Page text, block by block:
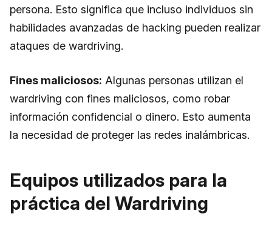
persona. Esto significa que incluso individuos sin
habilidades avanzadas de hacking pueden realizar
ataques de wardriving.
Fines maliciosos: Algunas personas utilizan el
wardriving con fines maliciosos, como robar
información confidencial o dinero. Esto aumenta
la necesidad de proteger las redes inalámbricas.
Equipos utilizados para la
práctica del Wardriving